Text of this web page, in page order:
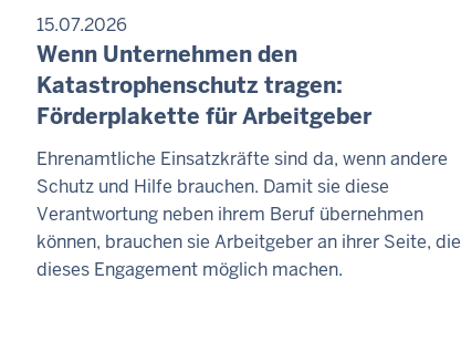
15.07.2026
Wenn Unternehmen den
Katastrophenschutz tragen:
Förderplakette für Arbeitgeber
Ehrenamtliche Einsatzkräfte sind da, wenn andere
Schutz und Hilfe brauchen. Damit sie diese
Verantwortung neben ihrem Beruf übernehmen
können, brauchen sie Arbeitgeber an ihrer Seite, die
dieses Engagement möglich machen.